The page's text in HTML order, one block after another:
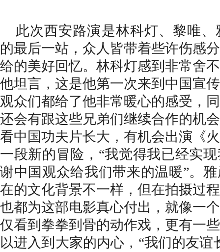
此次西安路演是林科灯、黎唯
的最后一站，众人皆带着些许伤感
给的美好回忆。 林科灯感到非常舍
他坦言，这是他第一次来到中国宣
观众们都给了他非常暖心的感受，
还会有跟这些兄弟们继续合作的机
看中国功夫片长大， 有机会出演《
一段新的冒险， “我觉得我已经实
谢中国观众给我们带来的温暖”。
在的文化背景不一样，但在拍摄过
也都为这部电影真心付出，就像一
仅看到拳拳到骨的动作戏，更有一
以进入到大家的内心， “我们的友谊